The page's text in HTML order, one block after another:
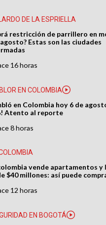
DE LA ESPRIELLA
restricción de parrillero en
Estas son las ciudades
16 horas
EN COLOMBIA
en Colombia hoy 6 de
Atento al reporte
8 horas
vende apartamentos y
$40 millones: así puede
12 horas
EN BOGOTÁ